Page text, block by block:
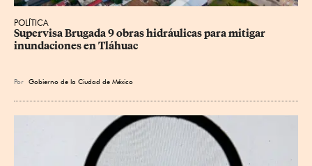
POLÍTICA
Supervisa Brugada 9 obras hidráulicas para mitigar
inundaciones en Tláhuac
Por Gobierno de la Ciudad de México